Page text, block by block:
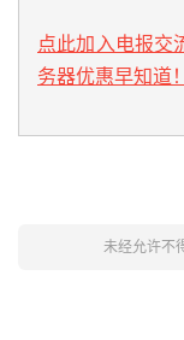
点此加入电报交
务器优惠早知道！
未经允许不